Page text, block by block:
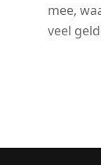
mee,
veel